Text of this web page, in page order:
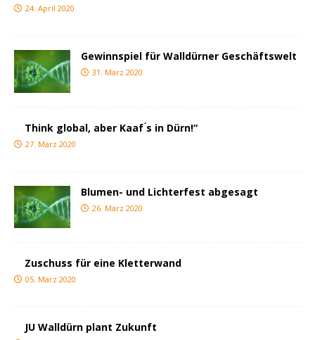
24. April 2020
Gewinnspiel für Walldürner Geschäftswelt
31. März 2020
Think global, aber Kaaf ́s in Dürn!“
27. März 2020
Blumen- und Lichterfest abgesagt
26. März 2020
Zuschuss für eine Kletterwand
05. März 2020
JU Walldürn plant Zukunft